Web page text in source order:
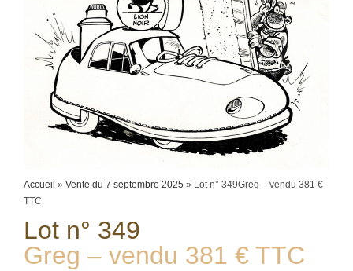
Accueil » Vente du 7 septembre 2025 » Lot n° 349Greg – vendu 381 €
TTC
Lot n° 349
Greg – vendu 381 € TTC